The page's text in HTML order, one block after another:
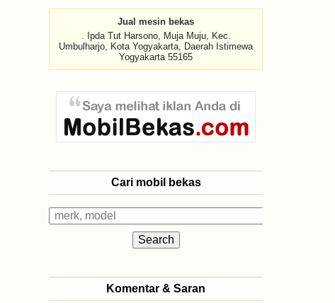
Jual mesin bekas
. Ipda Tut Harsono, Muja Muju, Kec.
Umbulharjo, Kota Yogyakarta, Daerah Istimewa
Yogyakarta 55165
Cari mobil bekas
Komentar & Saran